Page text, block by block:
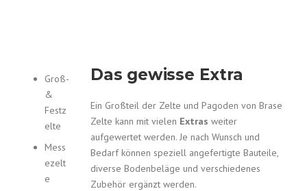
Groß-
&
Festz
elte
Mess
ezelt
e
Das gewisse Extra
Ein Großteil der Zelte und Pagoden von Brase
Zelte kann mit vielen Extras weiter
aufgewertet werden. Je nach Wunsch und
Bedarf können speziell angefertigte Bauteile,
diverse Bodenbeläge und verschiedenes
Zubehör ergänzt werden.